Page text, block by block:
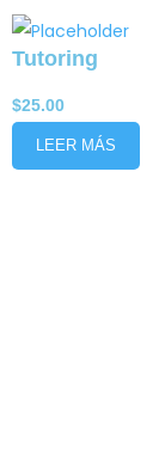
Tutoring
$25.00
LEER MÁS